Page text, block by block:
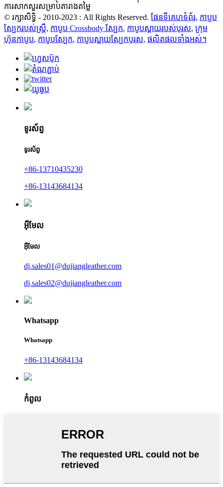
ការសាកសួរសម្រាប់តារាងតម្លៃ
© រក្សាសិទ្ធិ - 2010-2023 : All Rights Reserved. ផែនទីគេហទំព័រ, កាបូប
ស្បែករបស់ស្ត្រី, កាបូប Crossbody ស្បែក, កាបូបស្ពាយរបស់បុរស, ក្រុម
ហ៊ុនកាបូប, កាបូបស្បែក, កាបូបស្ពាយស្បែកបុរស, ផលិតផលទាំងអស់។
ទូរស័ព្ទ
ទូរស័ព្ទ
+86-13710435230
+86-13143684134
អ៊ីមែល
អ៊ីមែល
dj.sales01@dujiangleather.com
dj.sales02@dujiangleather.com
Whatsapp
Whatsapp
+86-13143684134
កំពូល